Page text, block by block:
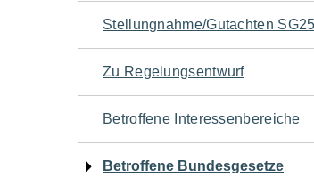
Navigation
für
den
Seiteninhalt
Stellungnahme/Gutachten
Zu Regelungsentwurf
Betroffene Interessenbereiche
Betroffene Bundesgesetze